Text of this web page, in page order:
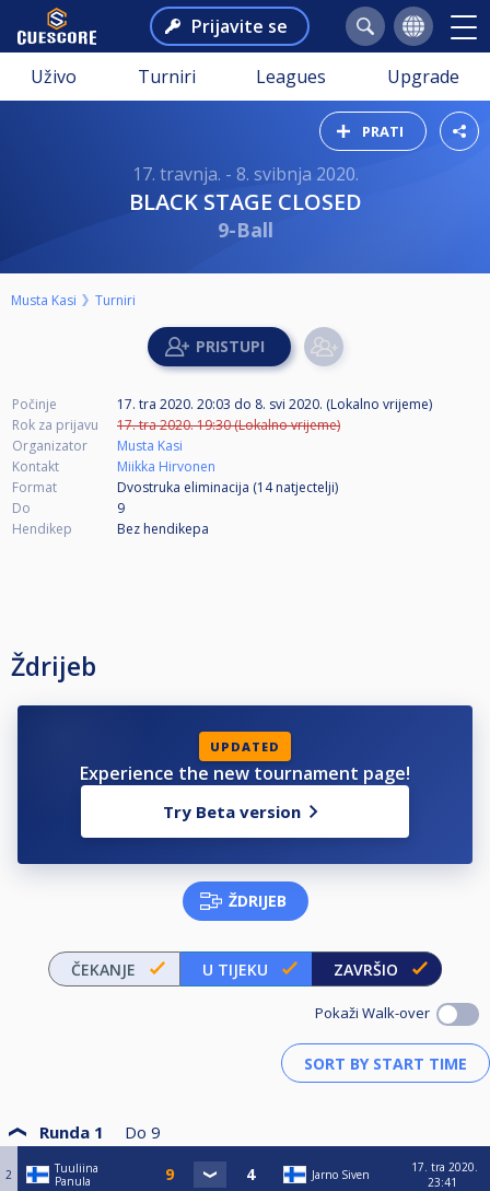
Prijavite se
Uživo Turniri Leagues Upgrade
PRATI
17. travnja. - 8. svibnja 2020.
BLACK STAGE CLOSED
9-Ball
Musta Kasi Turniri
Počinje 17. tra 2020. 20:03 do 8. svi 2020. (Lokalno vrijeme)
Rok za prijavu
17. tra 2020. 19:30 (Lokalno vrijeme)
Organizator
Musta Kasi
Kontakt
Miikka Hirvonen
Format
Dvostruka eliminacija (14natjectelji)
Do
9
Hendikep
Bez hendikepa
Ždrijeb
UPDATED
Experience the new tournament page!
Try Beta version
ŽDRIJEB
ČEKANJE U TIJEKU ZAVRŠIO
Pokaži Walk-over
Runda 1 Do 9
2
Tuuliina
Panula
Jarno Siven
17. tra 2020.
23:41